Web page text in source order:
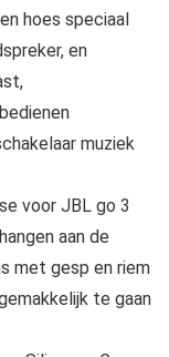
hoes speciaal
en
muziek
voor JBL go 3
aan de
met gesp en riem
te gaan